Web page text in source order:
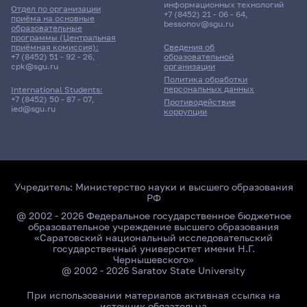
Главные
Отдел по организации
приёма на основные
образовательные
программы (Центральная
приёмная комиссия):
+7 (8452) 51 - 92 - 26,
cpk@sgu.ru
International Students:
+7 (8452) 50 - 87 - 07,
ied@sgu.ru
Сведения об
образовательной
организации
Политика обработки
персональных данных
Противодействие
коррупции
информационных технологий
+7 (8452) 21 - 06 - 64,
bessonov@sgu.ru
Учредитель: Министерство науки и высшего образования
РФ
@ 2002 - 2026 Федеральное государственное бюджетное
образовательное учреждение высшего образования
«Саратовский национальный исследовательский
государственный университет имени Н.Г.
Чернышевского»
@ 2002 - 2026 Saratov State University
При использовании материалов активная ссылка на